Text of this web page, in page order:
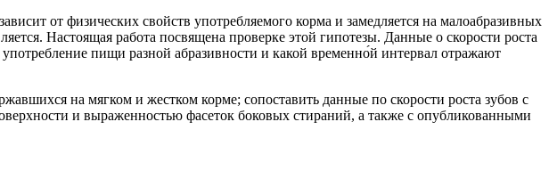
от физических свойств употребляемого корма и замедляется на малоабразивных
Настоящая работа посвящена проверке этой гипотезы. Данные о скорости роста
пищи разной абразивности и какой временно́й интервал отражают
на мягком и жестком корме; сопоставить данные по скорости роста зубов с
и выраженностью фасеток боковых стираний, а также с опубликованными